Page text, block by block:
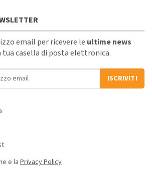
email per ricevere le ultime news
casella di posta elettronica.
ISCRIVITI
e la Privacy Policy